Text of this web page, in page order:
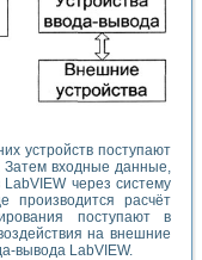
устройств поступают
Затем входные данные,
через систему
расчёт
поступают в
на внешние
вывода LabVIEW.